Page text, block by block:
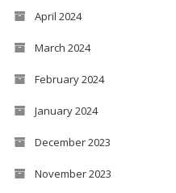
April 2024
March 2024
February 2024
January 2024
December 2023
November 2023